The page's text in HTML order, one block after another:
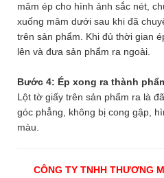
mâm ép cho hình ảnh sắc nét,
xuống mâm dưới sau khi đã
trên sản phẩm. Khi đủ thời gian
lên và đưa sản phẩm ra ngoài.
Bước 4: Ép xong ra thành
Lột tờ giấy trên sản phẩm ra là
góc phẳng, không bị cong gập,
màu.
CÔNG TY TNHH THƯƠNG